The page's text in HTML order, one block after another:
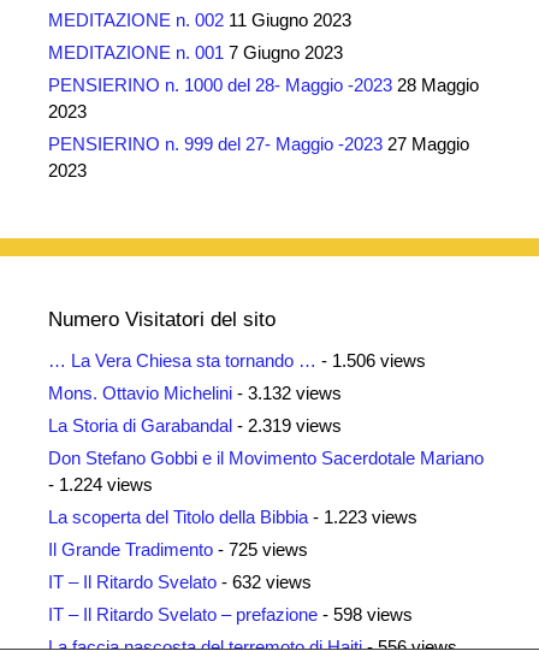
MEDITAZIONE n. 002 11 Giugno 2023
MEDITAZIONE n. 001 7 Giugno 2023
PENSIERINO n. 1000 del 28- Maggio -2023 28 Maggio
2023
PENSIERINO n. 999 del 27- Maggio -2023 27 Maggio
2023
Numero Visitatori del sito
… La Vera Chiesa sta tornando … - 1.506 views
Mons. Ottavio Michelini - 3.132 views
La Storia di Garabandal - 2.319 views
Don Stefano Gobbi e il Movimento Sacerdotale Mariano
- 1.224 views
La scoperta del Titolo della Bibbia - 1.223 views
Il Grande Tradimento - 725 views
IT – Il Ritardo Svelato - 632 views
IT – Il Ritardo Svelato – prefazione - 598 views